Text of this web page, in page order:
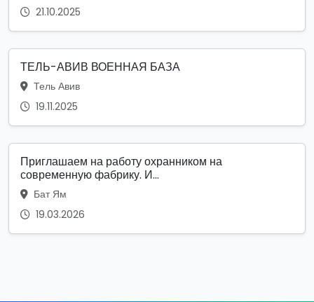
21.10.2025
ТЕЛЬ-АВИВ ВОЕННАЯ БАЗА
Тель Авив
19.11.2025
Приглашаем на работу охранником на
современную фабрику. И...
Бат Ям
19.03.2026